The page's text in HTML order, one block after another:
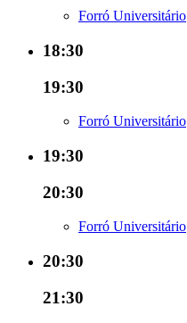
Forró Universitário
18:30
19:30
Forró Universitário
19:30
20:30
Forró Universitário
20:30
21:30